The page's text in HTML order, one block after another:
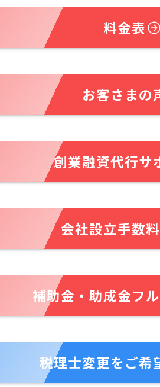
料金表
お客さまの
創業融資代行サ
会社設立手数
補助金・助成金フ
税理士変更をご希